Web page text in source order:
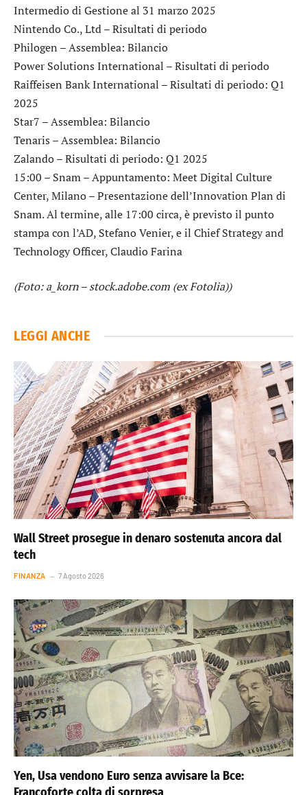
Intermedio di Gestione al 31 marzo 2025
Nintendo Co., Ltd– Risultati di periodo
Philogen – Assemblea: Bilancio
Power Solutions International – Risultati di periodo
Raiffeisen Bank International – Risultati di periodo: Q1
2025
Star7 – Assemblea: Bilancio
Tenaris – Assemblea: Bilancio
Zalando– Risultati di periodo: Q1 2025
15:00 – Snam– Appuntamento: Meet Digital Culture
Center, Milano – Presentazione dell’Innovation Plan di
Snam. Al termine, alle 17:00 circa, è previsto il punto
stampa con l’AD, Stefano Venier, e il Chief Strategy and
Technology Officer, Claudio Farina
(Foto: a_korn – stock.adobe.com (ex Fotolia))
LEGGI ANCHE
Wall Street prosegue in denaro sostenuta ancora dal
tech
FINANZA 7 Agosto 2026
Yen, Usa vendono Euro senza avvisare la Bce: